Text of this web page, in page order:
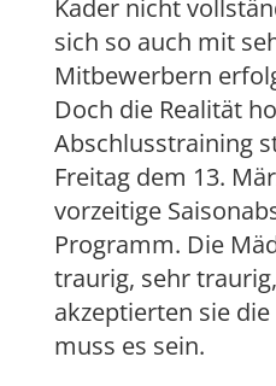
Kader nicht
sich so auch mit
Mitbewerbern
Doch die Realität
Abschlusstraining
Freitag dem 13.
vorzeitige
Programm. Die
traurig, sehr
akzeptierten sie
muss es sein.